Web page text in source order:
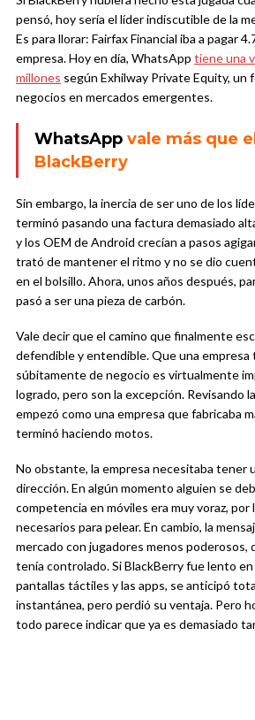
pensó, hoy sería el líder indiscutible de la
Es para llorar: Fairfax Financial iba a pagar
empresa. Hoy en día, WhatsApp tiene una
millones según Exhilway Private Equity, un
negocios en mercados emergentes.
WhatsApp vale más que
BlackBerry
Sin embargo, la inercia de ser uno de los
terminó pasando una factura demasiado
y los OEM de Android crecían a pasos
trató de mantener el ritmo y no se dio
en el bolsillo. Ahora, unos años después,
pasó a ser una pieza de carbón.
Vale decir que el camino que finalmente
defendible y entendible. Que una empresa
súbitamente de negocio es virtualmente
logrado, pero son la excepción. Revisando
empezó como una empresa que fabricaba
terminó haciendo motos.
No obstante, la empresa necesitaba tener
dirección. En algún momento alguien se
competencia en móviles era muy voraz,
necesarios para pelear. En cambio, la
mercado con jugadores menos poderosos,
tenía controlado. Si BlackBerry fue lento en
pantallas táctiles y las apps, se anticipó
instantánea, pero perdió su ventaja. Pero
todo parece indicar que ya es demasiado